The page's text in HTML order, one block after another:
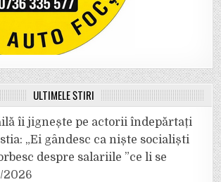
ULTIMELE ȘTIRI
îi jignește pe actorii îndepărtați
„Ei gândesc ca niște socialiști
despre salariile ”ce li se
2026